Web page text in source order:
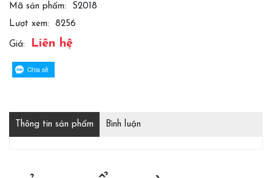
Mã sản phẩm:
S2018
Lượt xem:
8256
Giá: Liên hệ
Chia sẻ
Thông tin sản phẩm Bình luận